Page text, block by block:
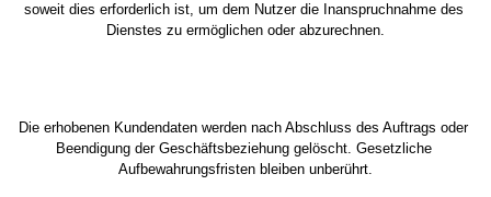
soweit dies erforderlich ist, um dem Nutzer die Inanspruchnahme des
Dienstes zu ermöglichen oder abzurechnen.
Die erhobenen Kundendaten werden nach Abschluss des Auftrags oder
Beendigung der Geschäftsbeziehung gelöscht. Gesetzliche
Aufbewahrungsfristen bleiben unberührt.